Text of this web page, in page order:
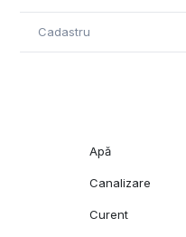
Cadastru
Apă
Canalizare
Curent